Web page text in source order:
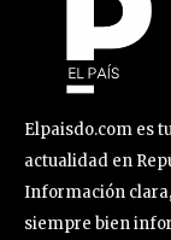
Elpaisdo.com es
actualidad en
Información
siempre bien